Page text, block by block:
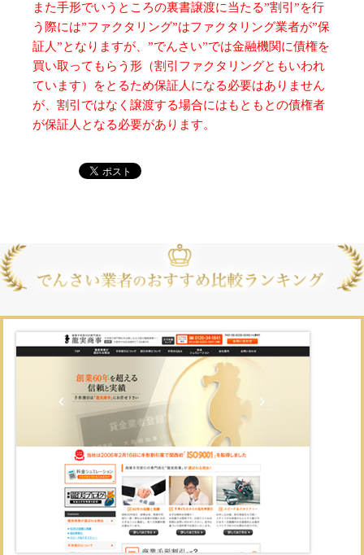
また手形でいうところの裏書譲渡に当たる”割引”を行
う際には”ファクタリング”はファクタリング業者が”保
証人”となりますが、”でんさい”では金融機関に債権を
買い取ってもらう形（割引ファクタリングともいわれ
ています）をとるため保証人になる必要はありません
が、割引ではなく譲渡する場合にはもともとの債権者
が保証人となる必要があります。